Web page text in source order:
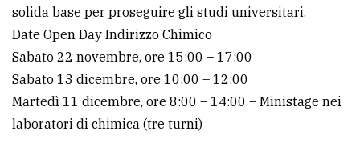
solida base per proseguire gli studi universitari.
Date Open Day Indirizzo Chimico
Sabato 22 novembre, ore 15:00 – 17:00
Sabato 13 dicembre, ore 10:00 – 12:00
Martedì 11 dicembre, ore 8:00 – 14:00 – Ministage nei
laboratori di chimica (tre turni)